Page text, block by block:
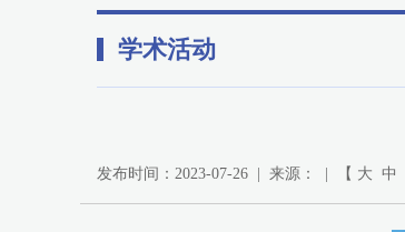
学术活动
发布时间：2023-07-26 | 来源： | 【 大 中